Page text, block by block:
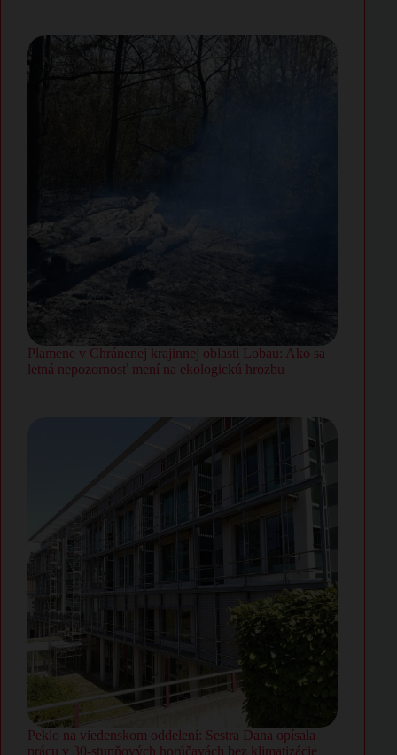
Plamene v Chránenej krajinnej oblasti Lobau: Ako sa
letná nepozornosť mení na ekologickú hrozbu
Peklo na viedenskom oddelení: Sestra Dana opísala
prácu v 30-stupňových horúčavách bez klimatizácie